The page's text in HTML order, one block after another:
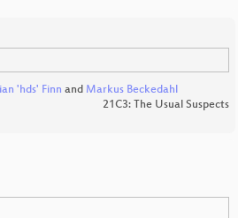
'hds' Finn and Markus Beckedahl
21C3: The Usual Suspects